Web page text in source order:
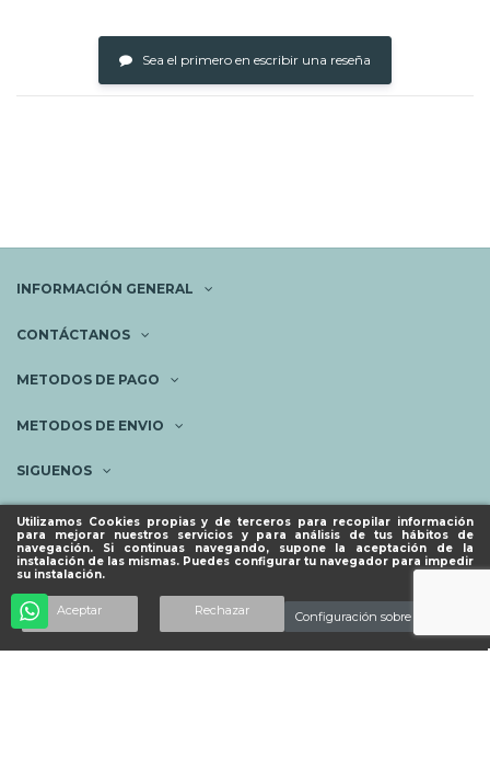
Utilizamos Cookies propias y de terceros para recopilar información
para mejorar nuestros servicios y para análisis de tus hábitos de
navegación. Si continuas navegando, supone la aceptación de la
instalación de las mismas. Puedes configurar tu navegador para impedir
su instalación.
Aceptar Rechazar Configuración sobre cookies
Añadir al carrito
Sea el primero en escribir una reseña
INFORMACIÓN GENERAL
CONTÁCTANOS
METODOS DE PAGO
METODOS DE ENVIO
SIGUENOS
NEWSLETTER